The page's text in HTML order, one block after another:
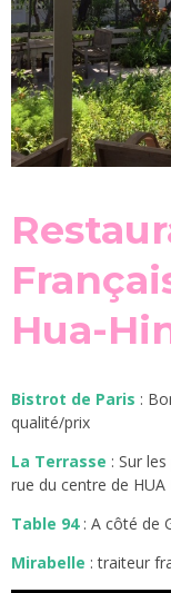
Hua-
Bistrot de Paris :
qualité/prix
La Terrasse : Sur
rue du centre de
Table 94: A côté de
Mirabelle : traiteur